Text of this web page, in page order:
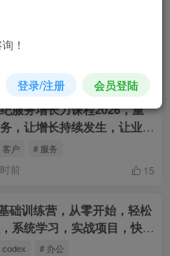
，可做伙伴计划和精选
教程
服务增长力课程2026，重
，让增长持续发生，让业绩
主、可持续落地
客户 # 服务
前 15
础训练营，从零开始，轻松
系统学习，实战项目，快速
codex # 办公
！
登录/注册 会员登陆